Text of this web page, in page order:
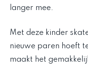
langer mee.
Met deze kinder
nieuwe paren hoeft
maakt het